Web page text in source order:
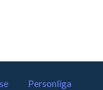
Personliga